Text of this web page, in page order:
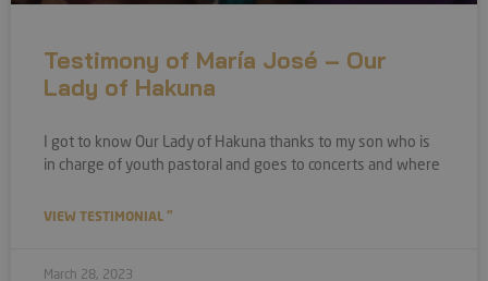
Testimony of María José – Our
Lady of Hakuna
I got to know Our Lady of Hakuna thanks to my son who is
in charge of youth pastoral and goes to concerts and where
VIEW TESTIMONIAL "
March 28, 2023